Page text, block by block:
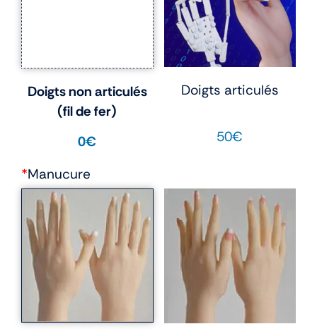
Doigts non articulés
(fil de fer)
0€
Doigts articulés
50€
*Manucure